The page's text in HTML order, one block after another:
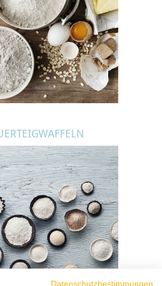
Datenschutzbestimmungen